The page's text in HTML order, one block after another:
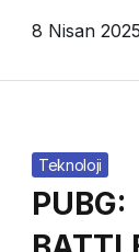
8 Nisan
Teknoloji
PUBG: